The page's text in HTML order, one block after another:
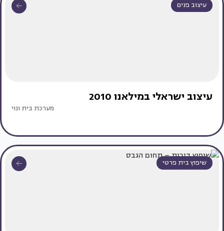
עיצוב פנים
עיצוב ישראלי במילאנו 2010
מערכת בית ונוי
שיפוץ בית פרטי